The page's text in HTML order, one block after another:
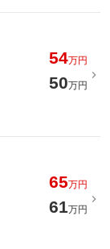
54万円
50万円
65万円
61万円